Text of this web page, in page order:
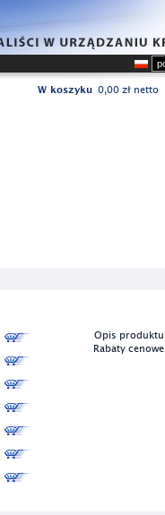
W koszyku 0,00 zł netto
Opis produktu
Rabaty cenowe